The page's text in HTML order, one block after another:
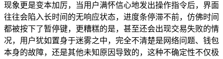
现象更是变本加厉，当用户满怀信心地发出操作指令后，界面
往往会陷入长时间的无响应状态，进度条停滞不前，仿佛时间
都被按下了暂停键，更糟糕的是，甚至还会出现交易失败的情
况，用户犹如置身于迷雾之中，完全不清楚是网络问题、钱包
本身的故障，还是其他未知原因导致的，这种不确定性不仅极